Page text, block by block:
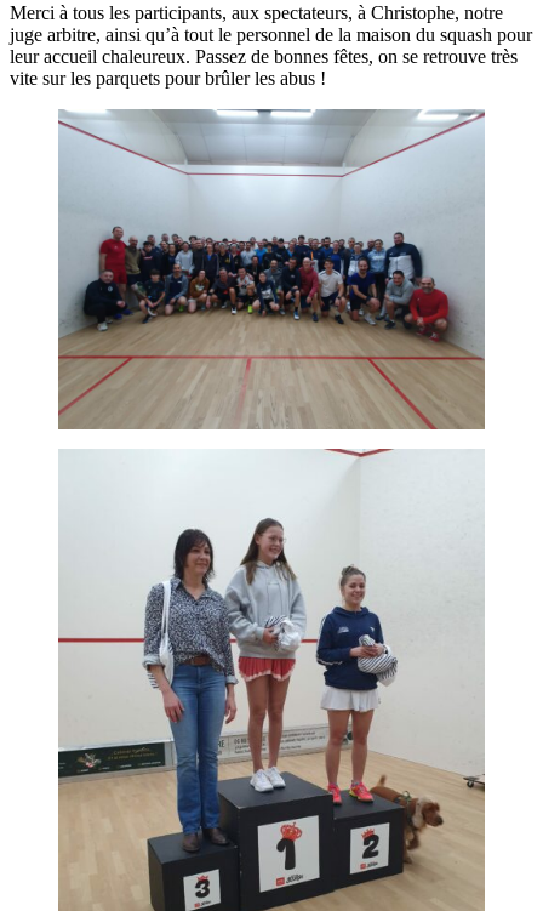
Merci à tous les participants, aux spectateurs, à Christophe, notre
juge arbitre, ainsi qu’à tout le personnel de la maison du squash pour
leur accueil chaleureux. Passez de bonnes fêtes, on se retrouve très
vite sur les parquets pour brûler les abus !